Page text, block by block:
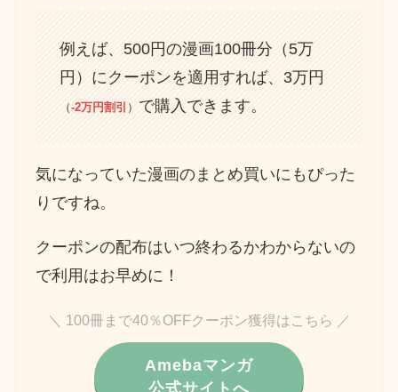
例えば、500円の漫画100冊分（5万
円）にクーポンを適用すれば、3万円
（-2万円割引 ） で購入できます。
気になっていた漫画のまとめ買いにもぴった
りですね。
クーポンの配布はいつ終わるかわからないの
で利用はお早めに！
＼ 100冊まで40％OFFクーポン獲得はこちら ／
Amebaマンガ